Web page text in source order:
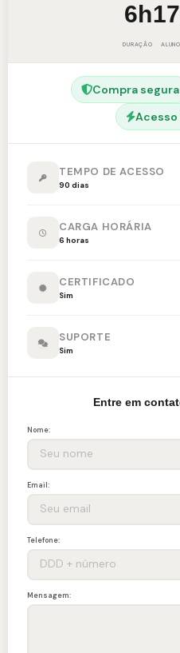
6h
DURAÇÃO
Compra segura
TEMPO DE ACESSO
90 dias
CARGA HORÁRIA
6 horas
CERTIFICADO
Sim
SUPORTE
Sim
Entre em
Nome:
Email:
Telefone:
Mensagem: